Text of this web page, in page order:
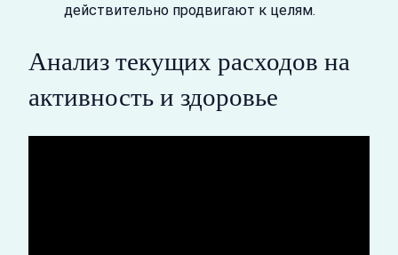
действительно продвигают к целям.
Анализ текущих расходов на
активность и здоровье